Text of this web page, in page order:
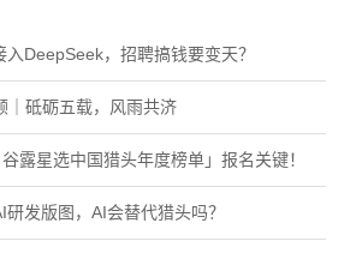
DeepSeek，招聘搞钱要变天？
｜砥砺五载，风雨共济
露星选中国猎头年度榜单」报名关键！
发版图，AI会替代猎头吗？